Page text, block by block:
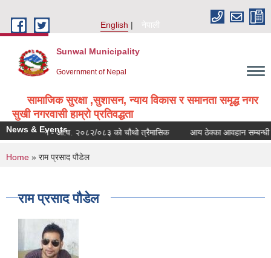
English
नेपाली
Sunwal Municipality
Government of Nepal
सामाजिक सुरक्षा ,सुशासन, न्याय विकास र समानता समृद्ध नगर
सुखी नगरवासी हाम्रो प्रतिवद्धता
News & Events
प्रकाशन - आ.व. २०८२/०८३ को चौथो त्रैमासिक आय ठेक्का आवहान सम्बन्धी
You are here
Home » राम प्रसाद पौडेल
राम प्रसाद पौडेल